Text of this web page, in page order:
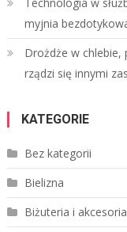
myjnia
Drożdże w chlebie,
rządzi się innymi
KATEGORIE
Bez kategorii
Bielizna
Biżuteria i akcesoria